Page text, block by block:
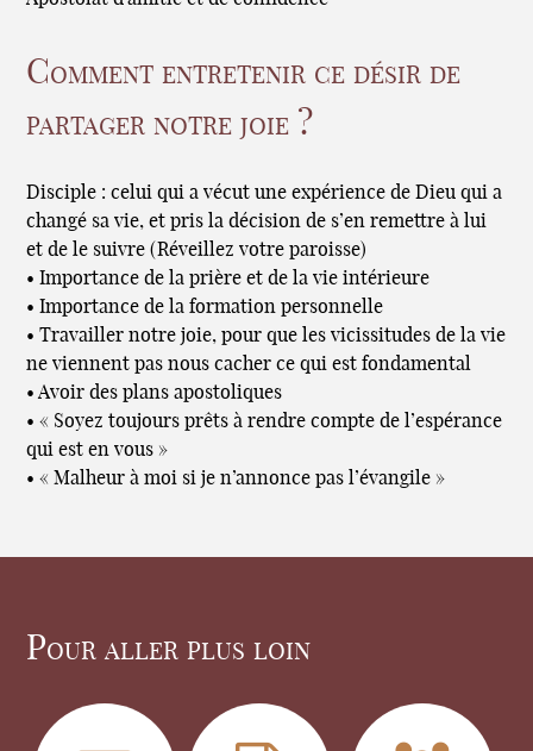
Comment entretenir ce désir de
partager notre joie ?
Disciple : celui qui a vécut une expérience de Dieu qui a
changé sa vie, et pris la décision de s’en remettre à lui
et de le suivre (Réveillez votre paroisse)
• Importance de la prière et de la vie intérieure
• Importance de la formation personnelle
• Travailler notre joie, pour que les vicissitudes de la vie
ne viennent pas nous cacher ce qui est fondamental
• Avoir des plans apostoliques
• « Soyez toujours prêts à rendre compte de l’espérance
qui est en vous »
• « Malheur à moi si je n’annonce pas l’évangile »
Pour aller plus loin